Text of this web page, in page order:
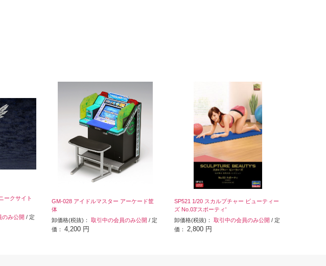
ークサイト
のみ公開 / 定
GM-028 アイドルマスター アーケード筐
体
卸価格(税抜)： 取引中の会員のみ公開 / 定
価： 4,200 円
SP521 1/20 スカルプチャー ビューティー
ズ No.03'スポーティ'
卸価格(税抜)： 取引中の会員のみ公開 / 定
価： 2,800 円